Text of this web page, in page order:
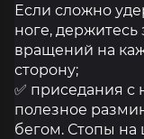
Если сложно
ноге,
вращений на
сторону;
✅ приседания с
полезное
бегом. Стопы